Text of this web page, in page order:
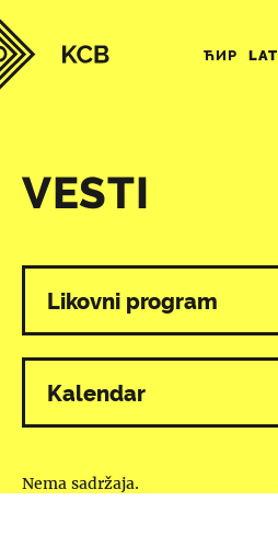
ЋИР LAT
VESTI
Svi programi
Likovni program
Kalendar
Nema sadržaja.